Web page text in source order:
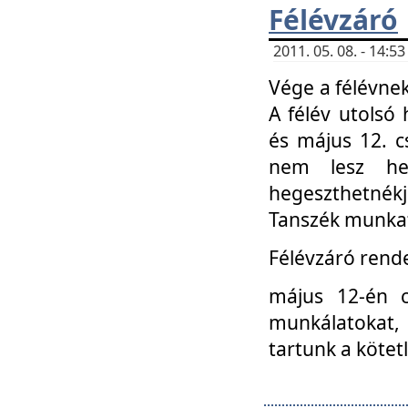
Félévzáró
2011. 05. 08. -
Vége a
A félév utolsó
és május 12.
nem lesz
Tanszék
Félévzáró
május 12-én
tartunk a